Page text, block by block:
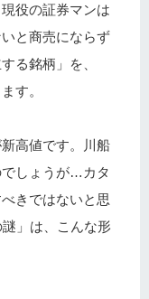
役の証券マンは
と商売にならず
る銘柄」を、
す。
高値です。川船
でしょうが…カタ
きではないと思
」は、こんな形